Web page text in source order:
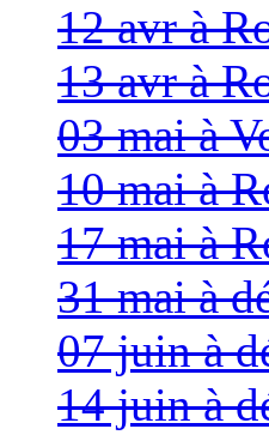
12 avr à
13 avr à
03 mai à
10 mai à
17 mai à
31 mai à
07 juin à
14 juin à